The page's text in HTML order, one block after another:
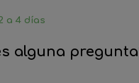
a 4 días
alguna